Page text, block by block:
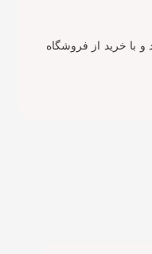
و با خرید از فروشگاه